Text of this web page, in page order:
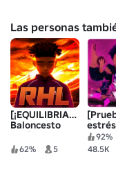
Las personas
[¡EQUILIBRIANDO!]
Baloncesto
realista
62% 5
92%
48.5K